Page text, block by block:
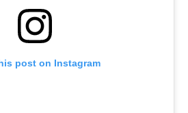
post on Instagram